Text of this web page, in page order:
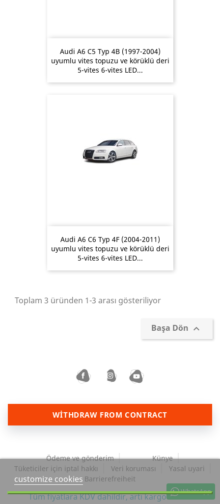
WhatsApp
Audi A6 C5 Typ 4B (1997-2004)
uyumlu vites topuzu ve körüklü deri
5-vites 6-vites LED...
Audi A6 C6 Typ 4F (2004-2011)
uyumlu vites topuzu ve körüklü deri
5-vites 6-vites LED...
Toplam 3 üründen 1-3 arası gösteriliyor
Başa Dön 
customize cookies
WITHDRAW FROM CONTRACT
Ödeme ve gönderim
Künye
Tüketiciler için iptal hakkı
Veri koruması
Yasal uyari
Barrierefreiheit
Tüm fiyatlara KDV dahildir,artı kargo ücreti.